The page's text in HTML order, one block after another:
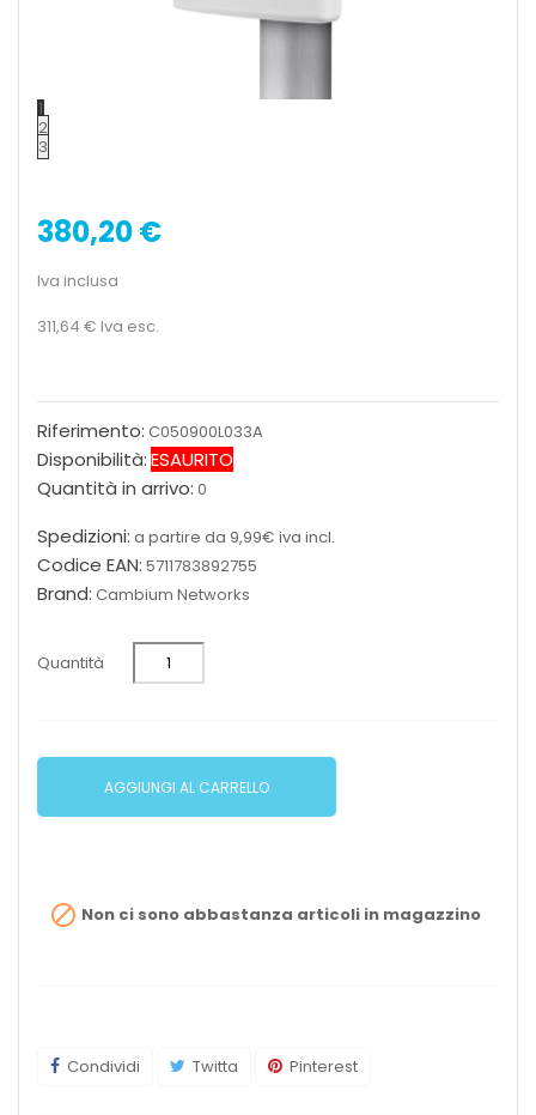
1
2
3
380,20 €
Iva inclusa
311,64 € Iva esc.
Riferimento: C050900L033A
Disponibilità:ESAURITO
Quantità in arrivo: 0
Spedizioni: a partire da 9,99€ iva incl.
Codice EAN: 5711783892755
Brand: Cambium Networks
Quantità
AGGIUNGI AL CARRELLO
 Non ci sono abbastanza articoli in magazzino
Condividi Twitta Pinterest